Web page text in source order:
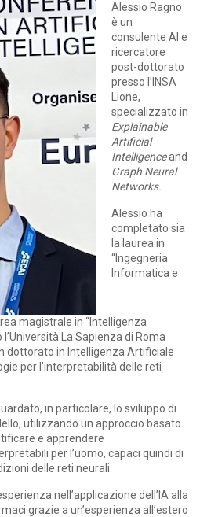
Alessio Ragno
è un
consulente AI e
ricercatore
post-dottorato
presso l’INSA
Lione,
specializzato in
Explainable
Artificial
Intelligenceand
Graph Neural
Networks.
Alessio ha
completato sia
la laurea in
“Ingegneria
Informatica e
magistrale in “Intelligenza
La Sapienza di Roma
dottorato in Intelligenza Artificiale
per l’interpretabilità delle reti
in particolare, lo sviluppo di
utilizzando un approccio basato
e apprendere
per l’uomo, capaci quindi di
delle reti neurali.
nell’applicazione dell’IA alla
grazie a un’esperienza all’estero